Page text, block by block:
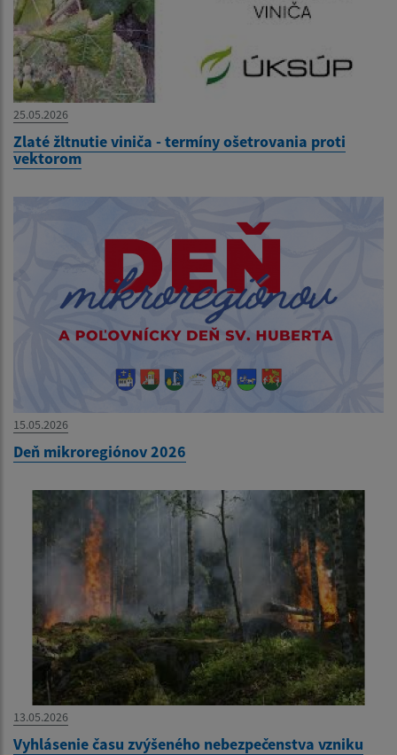
25.05.2026
Zlaté žltnutie viniča - termíny ošetrovania proti
vektorom
15.05.2026
Deň mikroregiónov 2026
13.05.2026
Vyhlásenie času zvýšeného nebezpečenstva vzniku